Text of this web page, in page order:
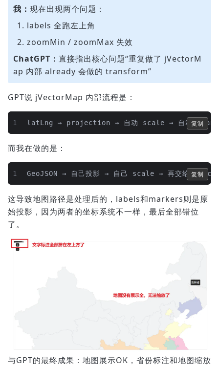
我： 现在出现两个问题：
labels 全跑左上角
zoomMin / zoomMax 失效
ChatGPT： 直接指出核心问题“重复做了 jVectorM
ap 内部 already 会做的 transform”
GPT说 jVectorMap 内部流程是：
1 latLng → projection → 自动 scale → 自动复制
而我在做的是：
1 GeoJSON → 自己投影 → 自己 scale → 再交给复制
这导致地图路径是处理后的，labels和markers则是原
始投影，因为两者的坐标系统不一样，最后全部错位
了。
与GPT的最终成果：地图展示OK，省份标注和地图缩放